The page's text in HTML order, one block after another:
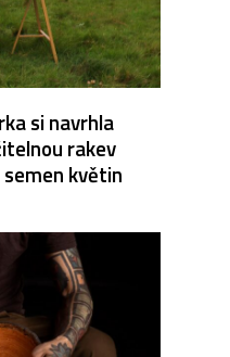
si navrhla
rakev
květin